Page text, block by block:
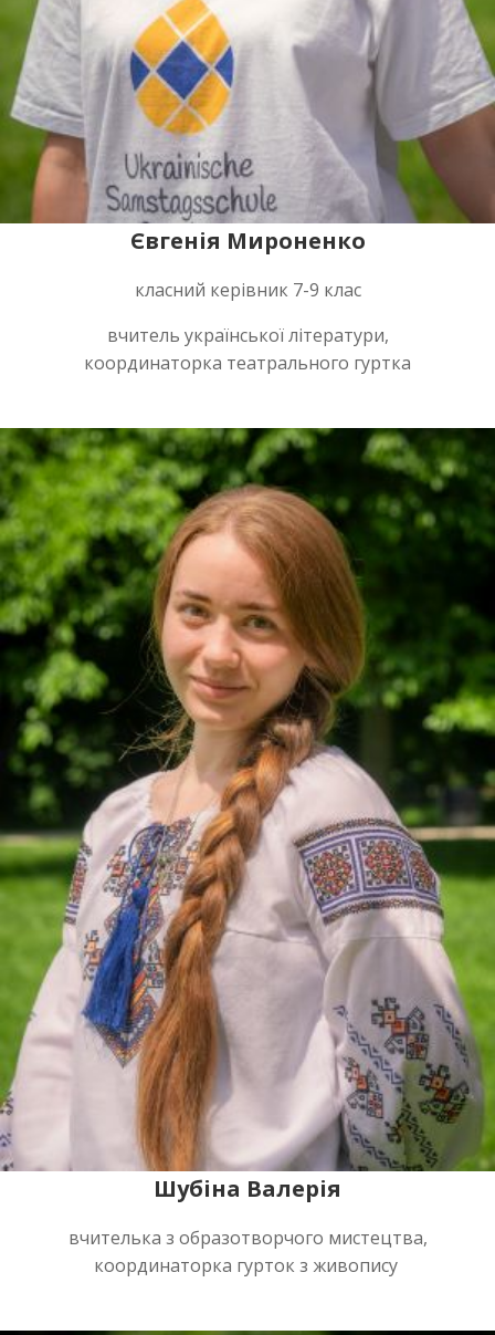
Євгенія Мироненко
класний керівник 7-9 клас
вчитель української літератури,
координаторка театрального гуртка
Шубіна Валерія
вчителька з образотворчого мистецтва,
координаторка гурток з живопису